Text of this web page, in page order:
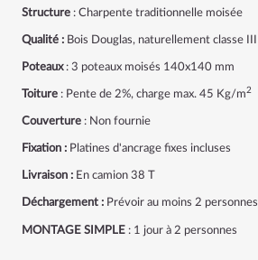
Structure : Charpente traditionnelle moisée
Qualité : Bois Douglas, naturellement classe III
Poteaux: 3 poteaux moisés 140x140 mm
Toiture : Pente de 2%, charge max. 45 Kg/m2
Couverture : Non fournie
Fixation : Platines d'ancrage fixes incluses
Livraison : En camion 38 T
Déchargement : Prévoir au moins 2 personnes
MONTAGE SIMPLE : 1 jour à 2 personnes